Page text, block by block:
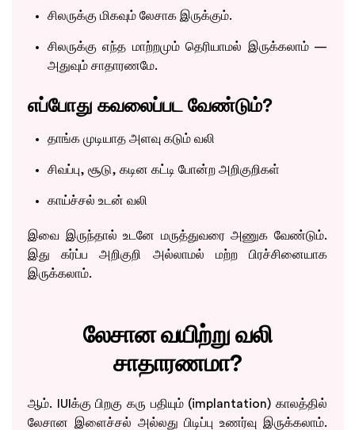
சிலருக்கு மிகவும் லேசாக இருக்கும்.
சிலருக்கு எந்த மாற்றமும் தெரியாமல் இருக்கலாம் —
அதுவும் சாதாரணமே.
எப்போது கவலைப்பட வேண்டும்?
தாங்க முடியாத அளவு கடும் வலி
சிவப்பு, சூடு, கடின கட்டி போன்ற அறிகுறிகள்
காய்ச்சல் உடன் வலி
இவை இருந்தால் உடனே மருத்துவரை அணுக வேண்டும்.
இது கர்ப்ப அறிகுறி அல்லாமல் மற்ற பிரச்சினையாக
இருக்கலாம்.
லேசான வயிற்று வலி
சாதாரணமா?
ஆம். IUIக்கு பிறகு கரு பதியும் (implantation) காலத்தில்
லேசான இளைச்சல் அல்லது பிடிப்பு உணர்வு இருக்கலாம்.
Book Appointment
By clicking "Book Appointment", you agree to ourPrivacy Policyand
Get Zero Interest EMI Options*
No need to worry, your data is 100% Safe with us!